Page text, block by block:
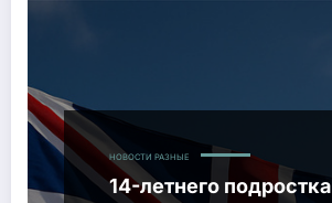
НОВОСТИ РАЗНЫЕ
14-летнего подростка